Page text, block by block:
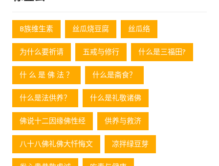
B族维生素 丝瓜烧豆腐 丝瓜络
为什么要祈请 五戒与修行 什么是三福田?
什 么 是 佛 法 ？ 什么是斋食？
什么是法供养？ 什么是礼敬诸佛
佛说十二因缘佛性经 供养与救济
八十八佛礼佛大忏悔文 凉拌绿豆芽